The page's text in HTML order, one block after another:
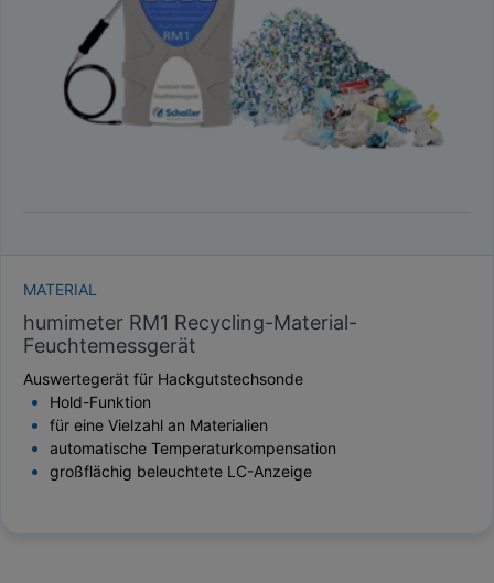
MATERIAL
humimeter RM1 Recycling-Material-
Feuchtemessgerät
Auswertegerät für Hackgutstechsonde
Hold-Funktion
für eine Vielzahl an Materialien
automatische Temperaturkompensation
großflächig beleuchtete LC-Anzeige